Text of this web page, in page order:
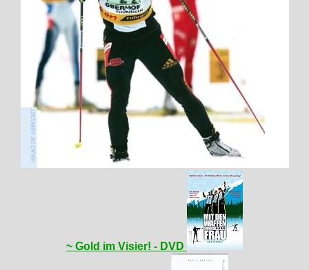
~ Gold im Visier! - DVD